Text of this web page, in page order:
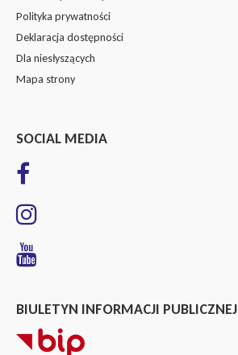
Polityka prywatności
Deklaracja dostępności
Dla niesłyszących
Mapa strony
SOCIAL MEDIA
BIULETYN INFORMACJI PUBLICZNEJ